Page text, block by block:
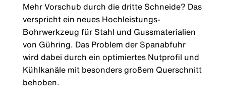
Mehr Vorschub durch die dritte Schneide? Das
verspricht ein neues Hochleistungs-
Bohrwerkzeug für Stahl und Gussmaterialien
von Gühring. Das Problem der Spanabfuhr
wird dabei durch ein optimiertes Nutprofil und
Kühlkanäle mit besonders großem Querschnitt
behoben.